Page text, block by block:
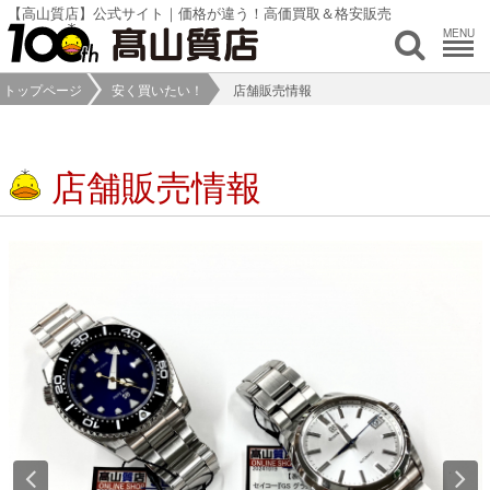
【高山質店】公式サイト｜価格が違う！高価買取＆格安販売
MENU
トップページ 安く買いたい！ 店舗販売情報
店舗販売情報